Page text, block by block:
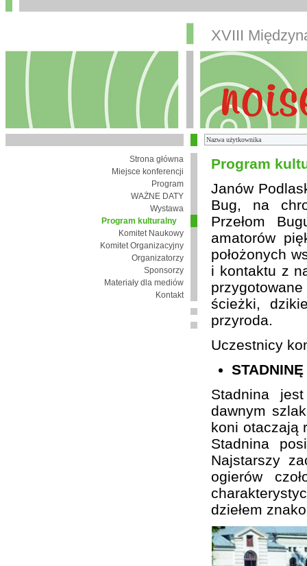
XVIII
Strona główna
Miejsce konferencji
Program
WAŻNE DATY
Wystawa
Program kulturalny
Komitet Naukowy
Komitet Organizacyjny
Organizatorzy
Sponsorzy
Materiały dla mediów
Kontakt
Program
Janów
Bug, na
Przełom
amatorów
położonych
i kontaktu z
ścieżki,
przyroda.
Uczestnicy
Stadnina
dawnym
koni otaczają
Stadnina
Najstarszy
ogierów
dziełem